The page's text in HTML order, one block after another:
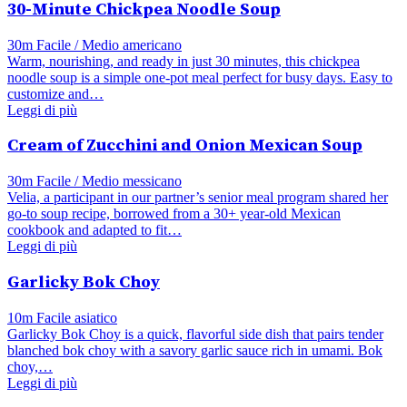
30-Minute Chickpea Noodle Soup
30m Facile / Medio americano
Warm, nourishing, and ready in just 30 minutes, this chickpea
noodle soup is a simple one-pot meal perfect for busy days. Easy to
customize and…
Leggi di più
Cream of Zucchini and Onion Mexican Soup
30m Facile / Medio messicano
Velia, a participant in our partner’s senior meal program shared her
go-to soup recipe, borrowed from a 30+ year-old Mexican
cookbook and adapted to fit…
Leggi di più
Garlicky Bok Choy
10m Facile asiatico
Garlicky Bok Choy is a quick, flavorful side dish that pairs tender
blanched bok choy with a savory garlic sauce rich in umami. Bok
choy,…
Leggi di più